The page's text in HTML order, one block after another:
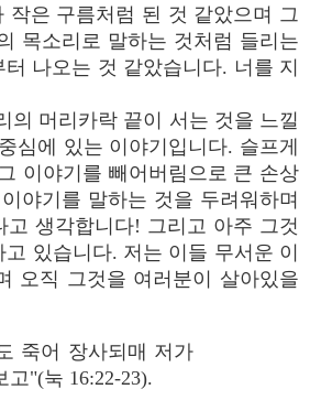
은 구름처럼 된 것 같았으며 그
목소리로 말하는 것처럼 들리는
나오는 것 같았습니다. 너를 지
의 머리카락 끝이 서는 것을 느낄
심에 있는 이야기입니다. 슬프게
이야기를 빼어버림으로 큰 손상
야기를 말하는 것을 두려워하며
생각합니다! 그리고 아주 그것
있습니다. 저는 이들 무서운 이
오직 그것을 여러분이 살아있을
죽어 장사되매 저가
"(눅 16:22-23).